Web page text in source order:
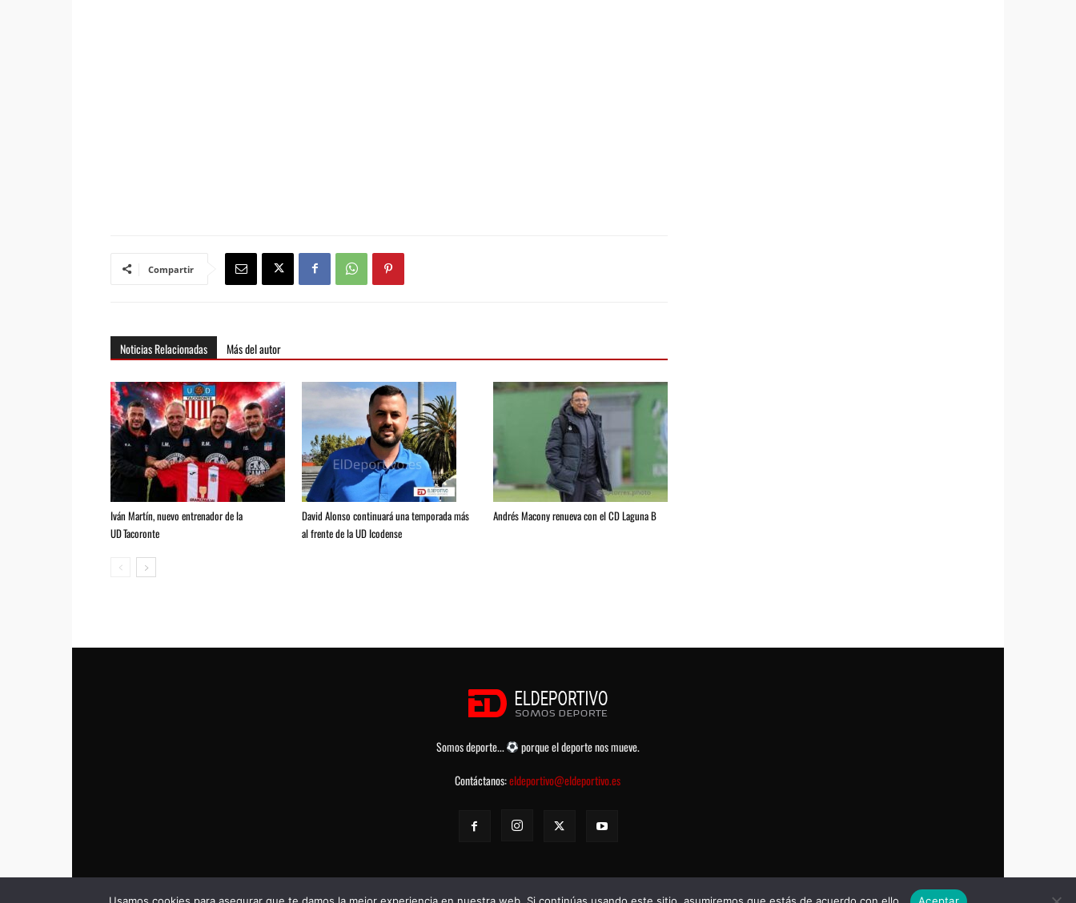
Compartir
Noticias Relacionadas Más del autor
Iván Martín, nuevo entrenador de la
UD Tacoronte
David Alonso continuará una temporada más
al frente de la UD Icodense
Andrés Macony renueva con el CD Laguna B
Somos deporte...
porque el deporte nos mueve.
Contáctanos:eldeportivo@eldeportivo.es